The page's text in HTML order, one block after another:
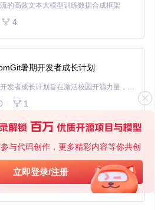
与代码创作，更多精彩内容等你共创
立即登录/注册
自动化运维、深度集成和性能优化
超过100用户或需要与现有身份系统
具能显著降低运维成本。
些功能决定版本选择？
版共享核心代码库，但在功能深度和
解这些差异不是简单比较功能列表，
实际价值和风险规避能力。
企业版支
持
决
策
权
重
价值说明
★
的高效文本大模型训练数据合成框架
4
暑期开发者成长计划
「源启盛夏」暑期校园开发者成长计划旨在激活校园开源力量，通过积分激励、认证扶持、资源倾斜等形式，引导高校组织和开发者完成「入驻 — 建项目 — 做贡献 — 获认证 — 得资源」的完整闭环。无论你是想带领社团入驻平台的组织者，还是希望用代码贡献证明自己的开发者，都能在这里找到属于你的成长路径。
1
基于Python的Xiaozhi AI，适用于想要完整Xiaozhi体验而无需拥有专用硬件的用户。
1